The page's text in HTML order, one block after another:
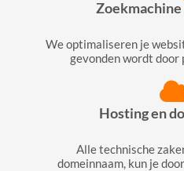
We optimaliseren je
gevonden wordt door
Hosting en
Alle technische
domeinnaam, kun je